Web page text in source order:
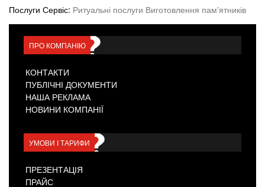
Послуги Сервіс: Ритуальні послуги Виготовлення пам'ятників
ПРО КОМПАНІЮ
КОНТАКТИ
ПУБЛІЧНІ ДОКУМЕНТИ
НАША РЕКЛАМА
НОВИНИ КОМПАНІЇ
УМОВИ І ТАРИФИ
ПРЕЗЕНТАЦІЯ
ПРАЙС